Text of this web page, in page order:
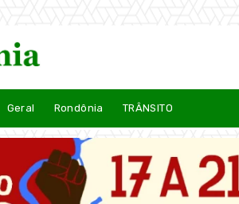
Geral Rondônia TRÂNSITO